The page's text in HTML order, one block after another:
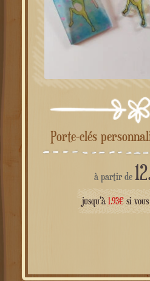
Porte-clés
à partir de
jusqu'à 1.93€ si